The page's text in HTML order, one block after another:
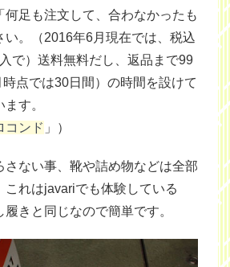
何足も注文して、合わなかったも
い。（2016年6月現在では、税込
で）送料無料だし、返品まで99
点では30日間）の時間を設けて
す。
コンド 」）
さない事、靴や詰め物などは全部
これはjavariでも体験している
履きと同じなので簡単です。